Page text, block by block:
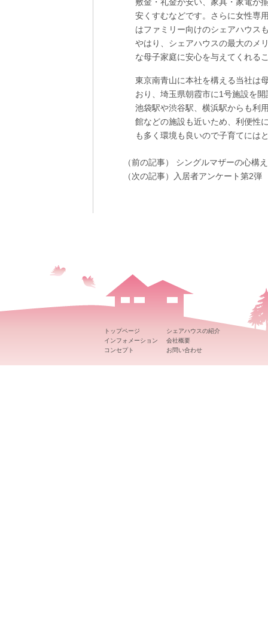
敷金・礼金が安い、家具・家電が
安くすむなどです。さらに女性専
はファミリー向けのシェアハウス
やはり、シェアハウスの最大のメ
な母子家庭に安心を与えてくれる
東京南青山に本社を構える当社は
おり、 埼玉県朝霞市に1号施設を開
池袋駅や渋谷駅、横浜駅からも利
館などの施設も近いため、利便性
も多く環境も良いので子育てには
（前の記事） シングルマザーの心構
（次の記事）
入居者アンケート第2弾
トップページ
インフォメーション
コンセプト
シェアハウスの紹介
会社概要
お問い合わせ